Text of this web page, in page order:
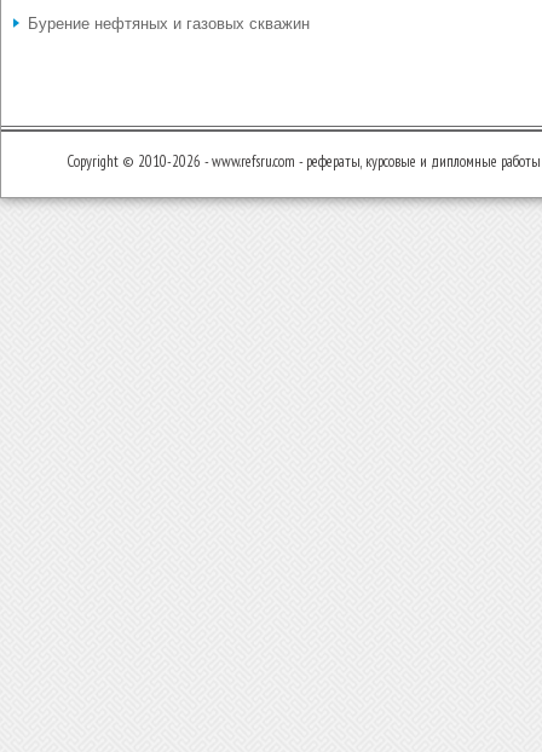
Бурение нефтяных и газовых скважин
Copyright © 2010-2026 - www.refsru.com - рефераты, курсовые и дипломные работы